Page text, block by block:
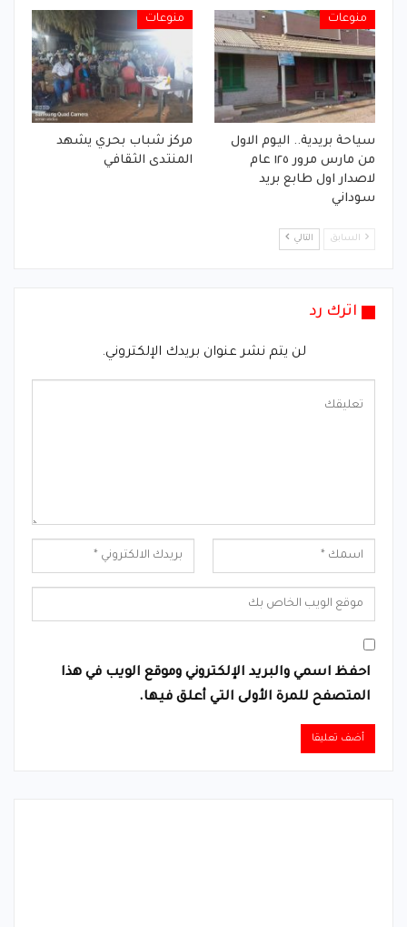
منوعات
سياحة بريدية.. اليوم الاول
من مارس مرور ١٢٥ عام
لاصدار اول طابع بريد
سوداني
منوعات
مركز شباب بحري يشهد
المنتدى الثقافي
السابق التالي
اترك رد
لن يتم نشر عنوان بريدك الإلكتروني.
احفظ اسمي والبريد الإلكتروني وموقع الويب في هذا
المتصفح للمرة الأولى التي أعلق فيها.